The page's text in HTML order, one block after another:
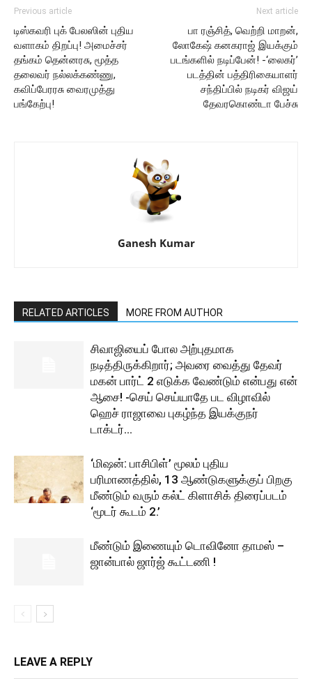
Previous article
டிஸ்கவரி புக் பேலஸின் புதிய
வளாகம் திறப்பு! அமைச்சர்
தங்கம் தென்னரசு, மூத்த
தலைவர் நல்லக்கண்ணு,
கவிப்பேரரசு வைரமுத்து
பங்கேற்பு!
Next article
பா ரஞ்சித், வெற்றி மாறன்,
லோகேஷ் கனகராஜ் இயக்கும்
படங்களில் நடிப்பேன்! -‘லைகர்’
படத்தின் பத்திரிகையாளர்
சந்திப்பில் நடிகர் விஜய்
தேவரகொண்டா பேச்சு
Ganesh Kumar
RELATED ARTICLES MORE FROM AUTHOR
சிவாஜியைப் போல அற்புதமாக
நடித்திருக்கிறார்; அவரை வைத்து தேவர்
மகன் பார்ட் 2 எடுக்க வேண்டும் என்பது என்
ஆசை! -செய் செய்யாதே பட விழாவில்
ஹெச் ராஜாவை புகழ்ந்த இயக்குநர்
டாக்டர்...
‘மிஷன்: பாசிபிள்’ மூலம் புதிய
பரிமாணத்தில், 13 ஆண்டுகளுக்குப் பிறகு
மீண்டும் வரும் கல்ட் கிளாசிக் திரைப்படம்
‘மூடர் கூடம் 2.’
மீண்டும் இணையும் டொவினோ தாமஸ் –
ஜான்பால் ஜார்ஜ் கூட்டணி !
LEAVE A REPLY